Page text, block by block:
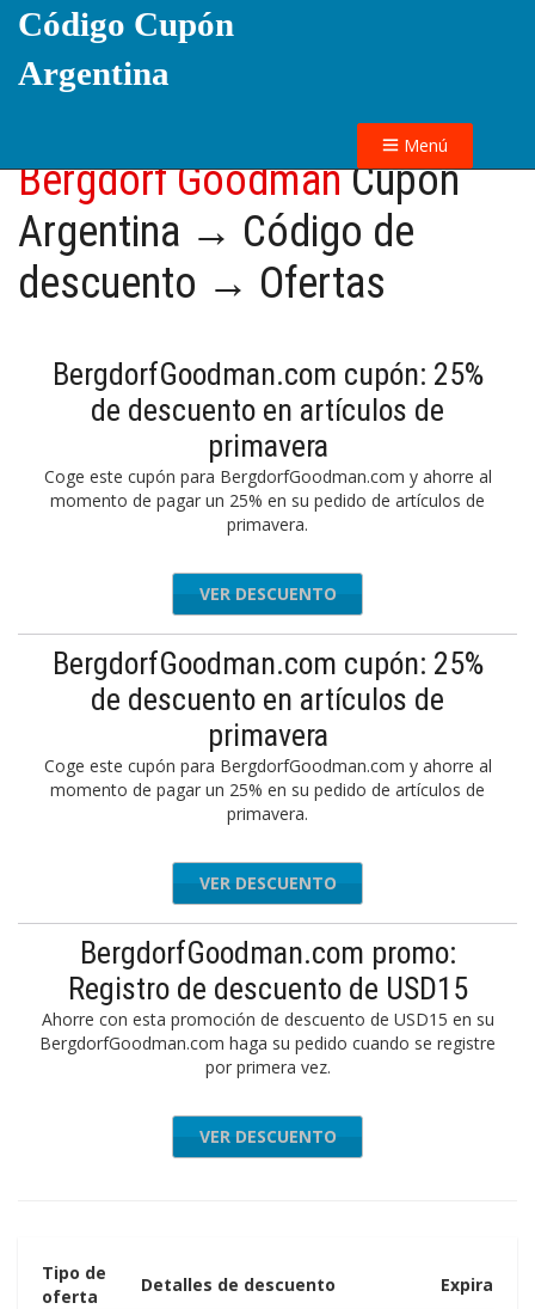
Código Cupón
Argentina
Menú
Bergdorf GoodmanCupón
Argentina → Código de
descuento → Ofertas
BergdorfGoodman.com cupón: 25%
de descuento en artículos de
primavera
Coge este cupón para BergdorfGoodman.com y ahorre al
momento de pagar un 25% en su pedido de artículos de
primavera.
VER DESCUENTO
BergdorfGoodman.com cupón: 25%
de descuento en artículos de
primavera
Coge este cupón para BergdorfGoodman.com y ahorre al
momento de pagar un 25% en su pedido de artículos de
primavera.
VER DESCUENTO
BergdorfGoodman.com promo:
Registro de descuento de USD15
Ahorre con esta promoción de descuento de USD15 en su
BergdorfGoodman.com haga su pedido cuando se registre
por primera vez.
VER DESCUENTO
Tipo de
oferta
Detalles de descuento Expira